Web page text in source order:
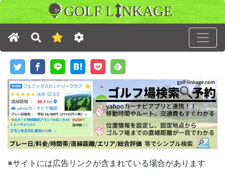
GOLF L NKAGE
※サイトには広告リンクが含まれている場合があります